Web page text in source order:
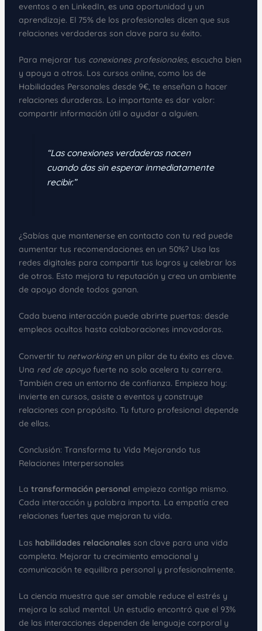
eventos o en LinkedIn, es una oportunidad y un
aprendizaje. El 75% de los profesionales dicen que sus
relaciones verdaderas son clave para su éxito.
Para mejorar tus conexiones profesionales, escucha bien
y apoya a otros. Los cursos online, como los de
Habilidades Personales desde 9€, te enseñan a hacer
relaciones duraderas. Lo importante es dar valor:
compartir información útil o ayudar a alguien.
“Las conexiones verdaderas nacen
cuando das sin esperar inmediatamente
recibir.”
¿Sabías que mantenerse en contacto con tu red puede
aumentar tus recomendaciones en un 50%? Usa las
redes digitales para compartir tus logros y celebrar los
de otros. Esto mejora tu reputación y crea un ambiente
de apoyo donde todos ganan.
Cada buena interacción puede abrirte puertas: desde
empleos ocultos hasta colaboraciones innovadoras.
Convertir tu networkingen un pilar de tu éxito es clave.
Una red de apoyofuerte no solo acelera tu carrera.
También crea un entorno de confianza. Empieza hoy:
invierte en cursos, asiste a eventos y construye
relaciones con propósito. Tu futuro profesional depende
de ellas.
Conclusión: Transforma tu Vida Mejorando tus
Relaciones Interpersonales
La transformación personal empieza contigo mismo.
Cada interacción y palabra importa. La empatía crea
relaciones fuertes que mejoran tu vida.
Las habilidades relacionales son clave para una vida
completa. Mejorar tu crecimiento emocional y
comunicación te equilibra personal y profesionalmente.
La ciencia muestra que ser amable reduce el estrés y
mejora la salud mental. Un estudio encontró que el 93%
de las interacciones dependen de lenguaje corporal y